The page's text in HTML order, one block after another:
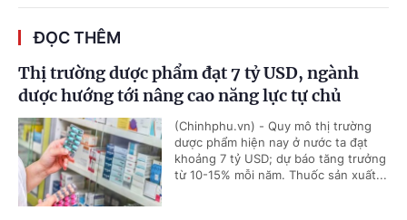
ĐỌC THÊM
Thị trường dược phẩm đạt 7 tỷ USD, ngành
dược hướng tới nâng cao năng lực tự chủ
(Chinhphu.vn) - Quy mô thị trường
dược phẩm hiện nay ở nước ta đạt
khoảng 7 tỷ USD; dự báo tăng trưởng
từ 10-15% mỗi năm. Thuốc sản xuất...